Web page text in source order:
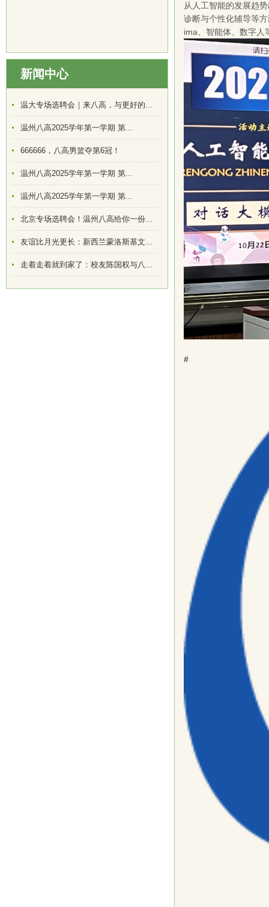
新闻中心
温大专场选聘会｜来八高，与更好的...
温州八高2025学年第一学期 第...
666666，八高男篮夺第6冠！
温州八高2025学年第一学期 第...
温州八高2025学年第一学期 第...
北京专场选聘会！温州八高给你一份...
友谊比月光更长：新西兰蒙洛斯基文...
走着走着就到家了：校友陈国权与八...
从人工智能的发展趋
诊断与个性化辅导等
ima、智能体、数字人
#